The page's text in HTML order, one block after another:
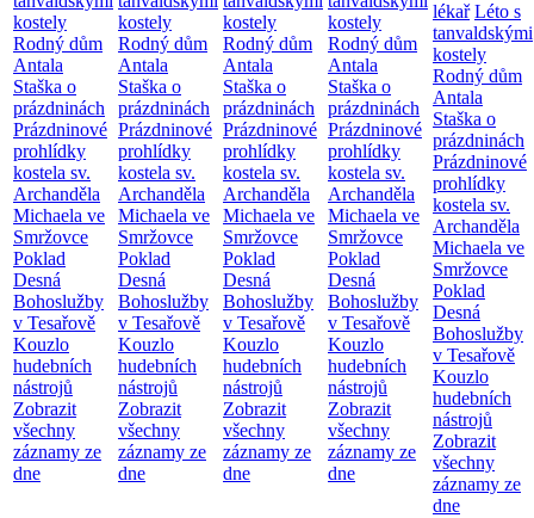
kostely
Rodný dům
Antala
Staška o
prázdninách
Prázdninové
prohlídky
kostela sv.
Archanděla
Michaela ve
Smržovce
Poklad
Desná
Bohoslužby
v Tesařově
Kouzlo
hudebních
nástrojů
Zobrazit
všechny
záznamy ze
dne
kostely
Rodný dům
Antala
Staška o
prázdninách
Prázdninové
prohlídky
kostela sv.
Archanděla
Michaela ve
Smržovce
Poklad
Desná
Bohoslužby
v Tesařově
Kouzlo
hudebních
nástrojů
Zobrazit
všechny
záznamy ze
dne
kostely
Rodný dům
Antala
Staška o
prázdninách
Prázdninové
prohlídky
kostela sv.
Archanděla
Michaela ve
Smržovce
Poklad
Desná
Bohoslužby
v Tesařově
Kouzlo
hudebních
nástrojů
Zobrazit
všechny
záznamy ze
dne
kostely
Rodný dům
Antala
Staška o
prázdninách
Prázdninové
prohlídky
kostela sv.
Archanděla
Michaela ve
Smržovce
Poklad
Desná
Bohoslužby
v Tesařově
Kouzlo
hudebních
nástrojů
Zobrazit
všechny
záznamy ze
dne
lékař Léto s
tanvaldskými
kostely
Rodný dům
Antala
Staška o
prázdninách
Prázdninové
prohlídky
kostela sv.
Archanděla
Michaela ve
Smržovce
Poklad
Desná
Bohoslužby
v Tesařově
Kouzlo
hudebních
nástrojů
Zobrazit
všechny
záznamy ze
dne